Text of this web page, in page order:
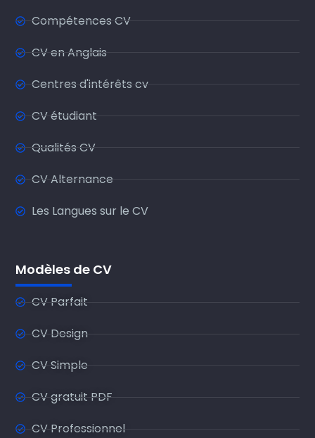
Compétences CV
CV en Anglais
Centres d'intérêts cv
CV étudiant
Qualités CV
CV Alternance
Les Langues sur le CV
Modèles de CV
CV Parfait
CV Design
CV Simple
CV gratuit PDF
CV Professionnel